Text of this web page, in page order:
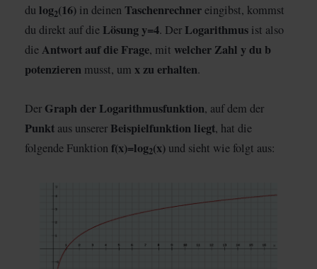
du log2(16) in deinen Taschenrechnereingibst, kommst
du direkt auf die Lösung y=4. Der Logarithmus ist also
dieAntwort auf die Frage, mit welcher Zahl y du b
potenzieren musst, um x zu erhalten.
Der Graph der Logarithmusfunktion, auf dem der
Punkt aus unserer Beispielfunktion liegt, hat die
folgende Funktion f(x)=log2(x) und sieht wie folgt aus: